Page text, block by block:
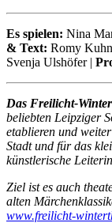
Es spielen: Nina
& Text: Romy
Svenja Ulshöfer |
Das Freilicht-
beliebten Leipziger
etablieren und
Stadt und für das
künstlerische
Ziel ist es auch
alten
www.freilicht-